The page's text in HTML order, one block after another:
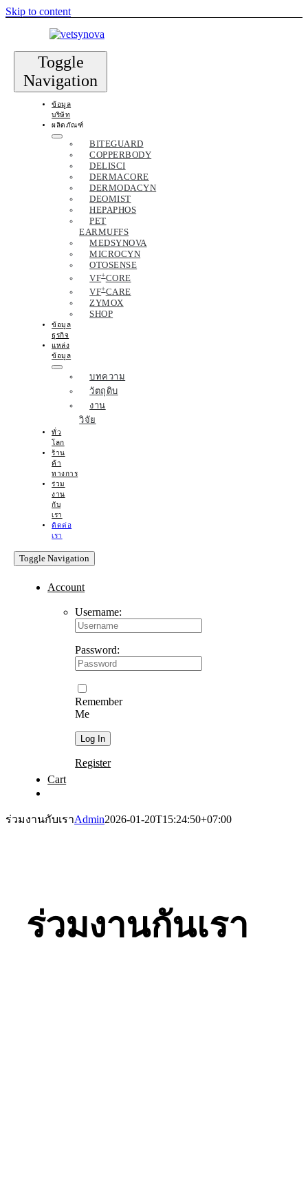
Skip to content
Toggle
Navigation
ข้อมูล
บริษัท
ผลิตภัณฑ์
BITEGUARD
COPPERBODY
DELISCI
DERMACORE
DERMODACYN
DEOMIST
HEPAPHOS
PET
EARMUFFS
MEDSYNOVA
MICROCYN
OTOSENSE
VF+CORE
VF+CARE
ZYMOX
SHOP
ข้อมูล
ธุรกิจ
แหล่ง
ข้อมูล
บทความ
วัตถุดิบ
งาน
วิจัย
ทั่ว
โลก
ร้าน
ค้า
ทางการ
ร่วม
งาน
กับ
เรา
ติดต่อ
เรา
Toggle Navigation
Account
Username:
Password:
Remember
Me
Register
Cart
ร่วมงานกับเราAdmin2026-01-20T15:24:50+07:00
ร่วมงานกันเรา